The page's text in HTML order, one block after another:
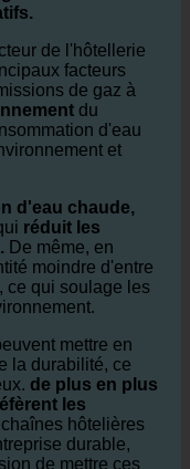
de l'hôtellerie
facteurs
de gaz à
d'eau
et
d'eau chaude,
réduit les
De même, en
moindre d'entre
qui soulage les
mettre en
la durabilité, ce
de plus en plus
les